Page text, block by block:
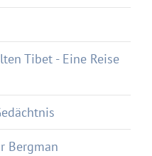
Tibet - Eine Reise
Bergman